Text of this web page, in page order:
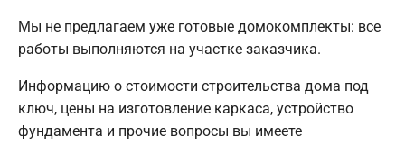
Мы не предлагаем уже готовые домокомплекты: все
работы выполняются на участке заказчика.
Информацию о стоимости строительства дома под
ключ, цены на изготовление каркаса, устройство
фундамента и прочие вопросы вы имеете